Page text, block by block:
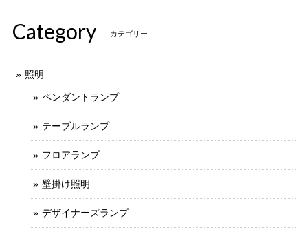
Category カテゴリー
照明
ペンダントランプ
テーブルランプ
フロアランプ
壁掛け照明
デザイナーズランプ